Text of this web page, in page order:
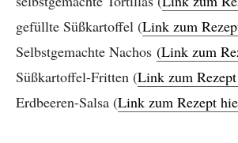
gefüllte Süßkartoffel (Link zum
Selbstgemachte Nachos (Link zum
Süßkartoffel-Fritten (Link zum
Erdbeeren-Salsa (Link zum Rezept